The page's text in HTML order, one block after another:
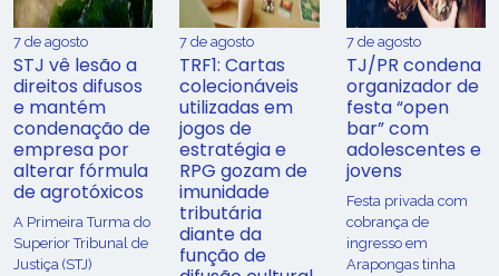
7 de agosto
STJ vê lesão a
direitos difusos
e mantém
condenação de
empresa por
alterar fórmula
de agrotóxicos
​A Primeira Turma do
Superior Tribunal de
Justiça (STJ)
7 de agosto
TRF1: Cartas
colecionáveis
utilizadas em
jogos de
estratégia e
RPG gozam de
imunidade
tributária
diante da
função de
7 de agosto
TJ/PR condena
organizador de
festa “open
bar” com
adolescentes e
jovens
Festa privada com
cobrança de
ingresso em
Arapongas tinha